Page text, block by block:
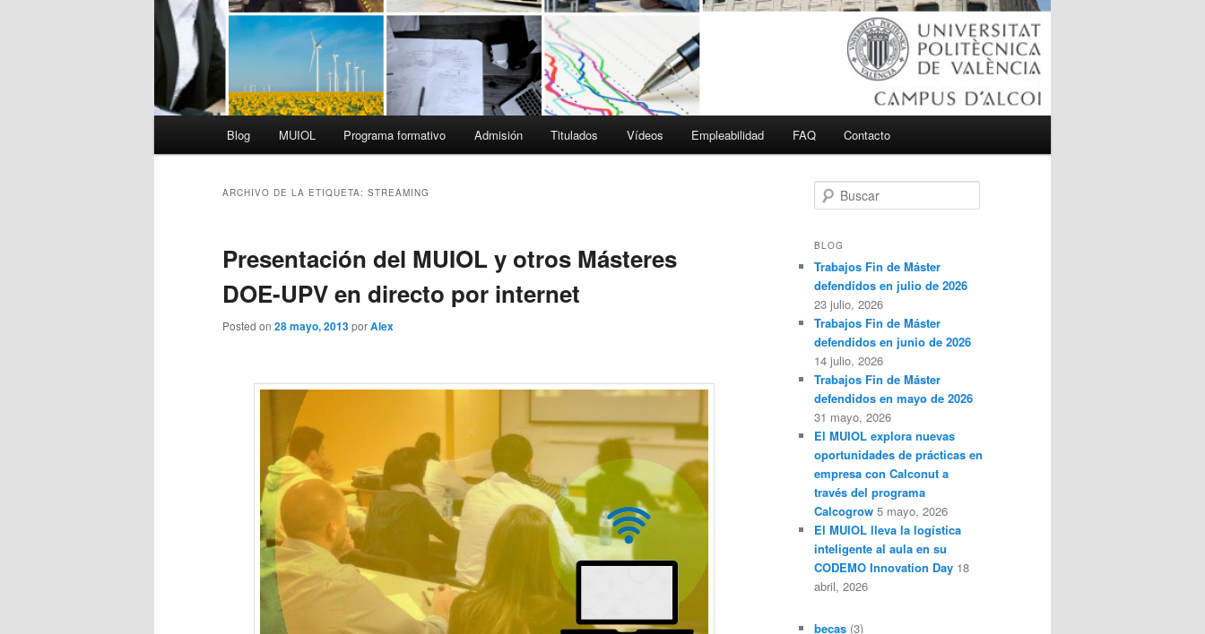
Blog MUIOL Programa formativo Admisión Titulados Vídeos Empleabilidad FAQ Contacto
ARCHIVO DE LA ETIQUETA: STREAMING
Presentación del MUIOL y otros Másteres
DOE-UPV en directo por internet
Posted on 28 mayo, 2013porAlex
u
c
r
BLOG
Trabajos Fin de Máster
defendidos en julio de 2026
23 julio, 2026
Trabajos Fin de Máster
defendidos en junio de 2026
14 julio, 2026
Trabajos Fin de Máster
defendidos en mayo de 2026
31 mayo, 2026
El MUIOL explora nuevas
oportunidades de prácticas en
empresa con Calconut a
través del programa
Calcogrow 5 mayo, 2026
El MUIOL lleva la logística
inteligente al aula en su
CODEMO Innovation Day 18
abril, 2026
becas (3)